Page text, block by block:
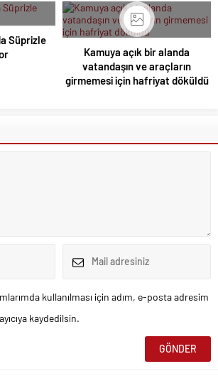
Süprizle
Kamuya açık bir alanda
vatandaşın ve araçların
girmemesi için hafriyat döküldü
kullanılması için adım, e-posta adresim
kaydedilsin.